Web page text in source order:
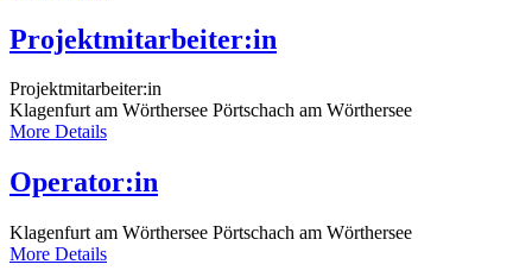
Projektmitarbeiter:in
Projektmitarbeiter:in
Klagenfurt am Wörthersee Pörtschach am Wörthersee
More Details
Operator:in
Klagenfurt am Wörthersee Pörtschach am Wörthersee
More Details